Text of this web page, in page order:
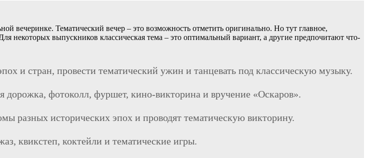
вечеринке. Тематический вечер – это возможность отметить оригинально. Но тут главное,
некоторых выпускников классическая тема – это оптимальный вариант, а другие предпочитают что-
и стран, провести тематический ужин и танцевать под классическую музыку.
дорожка, фотоколл, фуршет, кино-викторина и вручение «Оскаров».
разных исторических эпох и проводят тематическую викторину.
квикстеп, коктейли и тематические игры.